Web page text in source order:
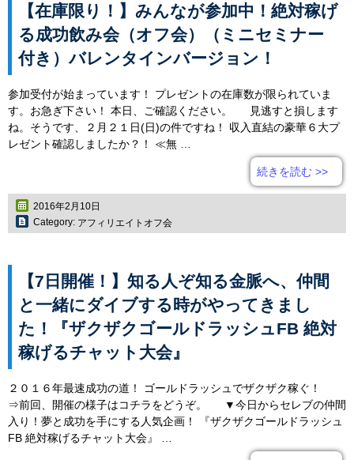
【在庫限り！】みんなが参加中！絶対稼げ
る成功飲み会（オフ会）（ミニセミナー
付き）バレンタインバージョン！
参加受付が始まっています！ プレゼントの在庫数が限られていま
す。お急ぎ下さい！ 本日、ご確認ください。 見逃すと損します
ね。そうです、２月２１日(日)の件ですね！ 収入直結の豪華６大プ
レゼント確認しましたか？！ ≪無 …
続きを読む >>
2016年2月10日
Category: アフィリエイトオフ会
【7日開催！】知る人ぞ知る金脈へ、仲間
と一緒にダイブする時がやってきまし
た！『ザクザクゴールドラッシュFB 絶対
稼げるチャット大会』
２０１６年最速成功の道！ ゴールドラッシュでザクザク稼ぐ！
⇒前回、開催の様子はコチラをどうぞ。 ▼今日からセレブの仲間
入り！夢と成功を手にする人気企画！ 『ザクザクゴールドラッシュ
FB 絶対稼げるチャット大会』 …